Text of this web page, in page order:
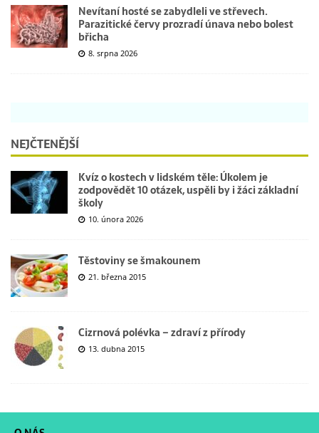
Nevítaní hosté se zabydleli ve střevech.
Parazitické červy prozradí únava nebo bolest
břicha
8. srpna 2026
NEJČTENĚJŠÍ
Kvíz o kostech v lidském těle: Úkolem je
zodpovědět 10 otázek, uspěli by i žáci základní
školy
10. února 2026
Těstoviny se šmakounem
21. března 2015
Cizrnová polévka – zdraví z přírody
13. dubna 2015